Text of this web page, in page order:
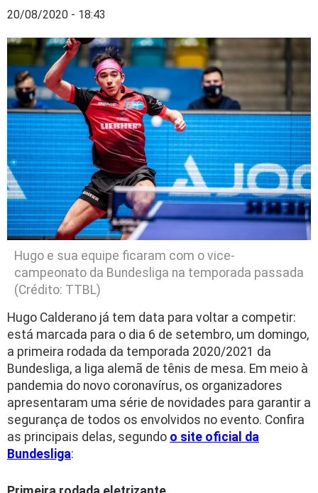
20/08/2020 - 18:43
Hugo e sua equipe ficaram com o vice-
campeonato da Bundesliga na temporada passada
(Crédito: TTBL)
Hugo Calderano já tem data para voltar a competir:
está marcada para o dia 6 de setembro, um domingo,
a primeira rodada da temporada 2020/2021 da
Bundesliga, a liga alemã de tênis de mesa. Em meio à
pandemia do novo coronavírus, os organizadores
apresentaram uma série de novidades para garantir a
segurança de todos os envolvidos no evento. Confira
as principais delas, segundo o site oficial da
Bundesliga: